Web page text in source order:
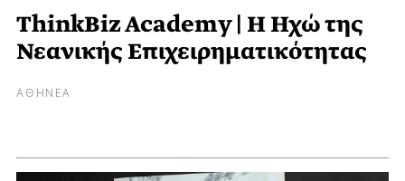
ThinkBiz Academy | Η Ηχώ της
Νεανικής Επιχειρηματικότητας
ΑΘΗΝΕΑ